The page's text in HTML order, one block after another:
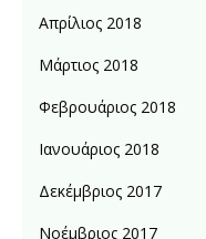
Απρίλιος 2018
Μάρτιος 2018
Φεβρουάριος 2018
Ιανουάριος 2018
Δεκέμβριος 2017
Νοέμβριος 2017